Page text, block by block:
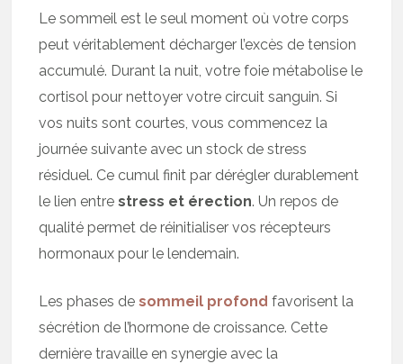
Le sommeil est le seul moment où votre corps
peut véritablement décharger l’excès de tension
accumulé. Durant la nuit, votre foie métabolise le
cortisol pour nettoyer votre circuit sanguin. Si
vos nuits sont courtes, vous commencez la
journée suivante avec un stock de stress
résiduel. Ce cumul finit par dérégler durablement
le lien entrestress et érection. Un repos de
qualité permet de réinitialiser vos récepteurs
hormonaux pour le lendemain.
Les phases desommeil profond favorisent la
sécrétion de l’hormone de croissance. Cette
dernière travaille en synergie avec la